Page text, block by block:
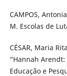
CAMPOS,
M. Escolas de
CÉSAR, Maria
“Hannah
Educação e